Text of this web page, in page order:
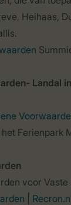
Heihaas,
Landal
Ferienpark
voor
|